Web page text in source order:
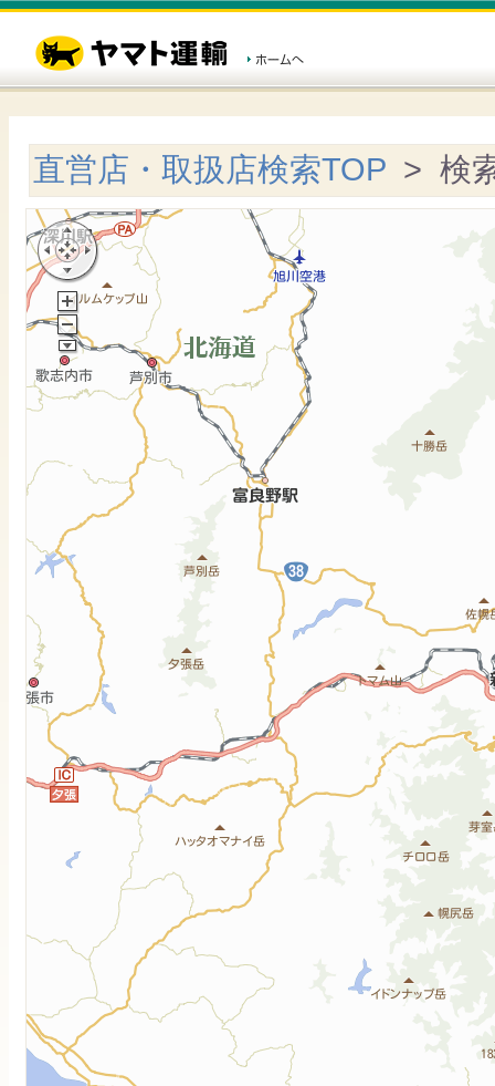
直営店・取扱店検索TOP > 検